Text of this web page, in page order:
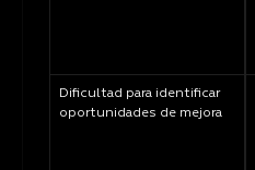
Dificultad para identificar
oportunidades de mejora